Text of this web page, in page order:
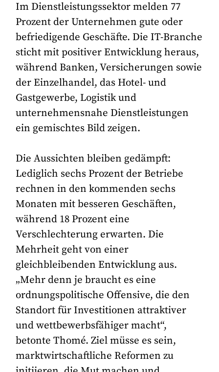
Im Dienstleistungssektor melden 77
Prozent der Unternehmen gute oder
befriedigende Geschäfte. Die IT-Branche
sticht mit positiver Entwicklung heraus,
während Banken, Versicherungen sowie
der Einzelhandel, das Hotel- und
Gastgewerbe, Logistik und
unternehmensnahe Dienstleistungen
ein gemischtes Bild zeigen.
Die Aussichten bleiben gedämpft:
Lediglich sechs Prozent der Betriebe
rechnen in den kommenden sechs
Monaten mit besseren Geschäften,
während 18 Prozent eine
Verschlechterung erwarten. Die
Mehrheit geht von einer
gleichbleibenden Entwicklung aus.
„Mehr denn je braucht es eine
ordnungspolitische Offensive, die den
Standort für Investitionen attraktiver
und wettbewerbsfähiger macht“,
betonte Thomé. Ziel müsse es sein,
marktwirtschaftliche Reformen zu